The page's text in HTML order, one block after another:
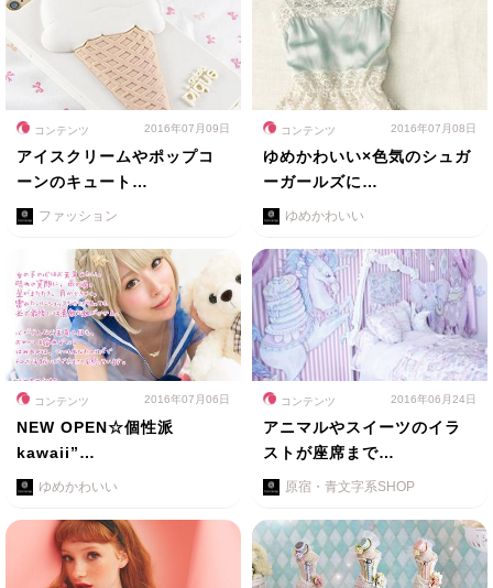
コンテンツ 2016年07月09日
アイスクリームやポップコ
ーンのキュート…
ファッション
コンテンツ 2016年07月08日
ゆめかわいい×色気のシュガ
ーガールズに…
ゆめかわいい
コンテンツ 2016年07月06日
NEW OPEN☆個性派
kawaii”…
ゆめかわいい
コンテンツ 2016年06月24日
アニマルやスイーツのイラ
ストが座席まで…
原宿・青文字系SHOP